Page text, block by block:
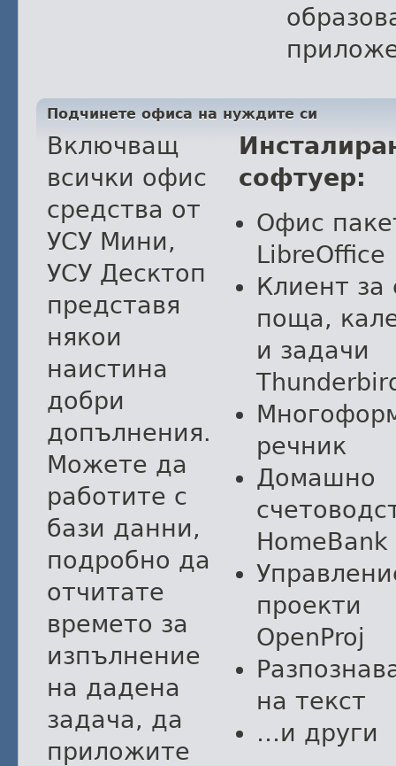
Подчинете офиса на нуждите си
Включващ
всички офис
средства от
УСУ Мини,
УСУ Десктоп
представя
някои
наистина
добри
допълнения.
Можете да
работите с
бази данни,
подробно да
отчитате
времето за
изпълнение
на дадена
задача, да
приложите
софтуер:
Офис
LibreOffice
Клиент за
поща,
и задачи
речник
Домашно
HomeBank
проекти
OpenProj
на текст
…и други